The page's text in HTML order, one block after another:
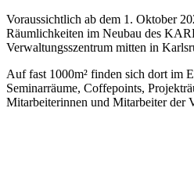
Voraussichtlich ab dem 1. Oktober
Räumlichkeiten im Neubau des
Verwaltungsszentrum mitten in
Auf fast 1000m² finden sich dort im
Seminarräume, Coffepoints,
Mitarbeiterinnen und Mitarbeiter der